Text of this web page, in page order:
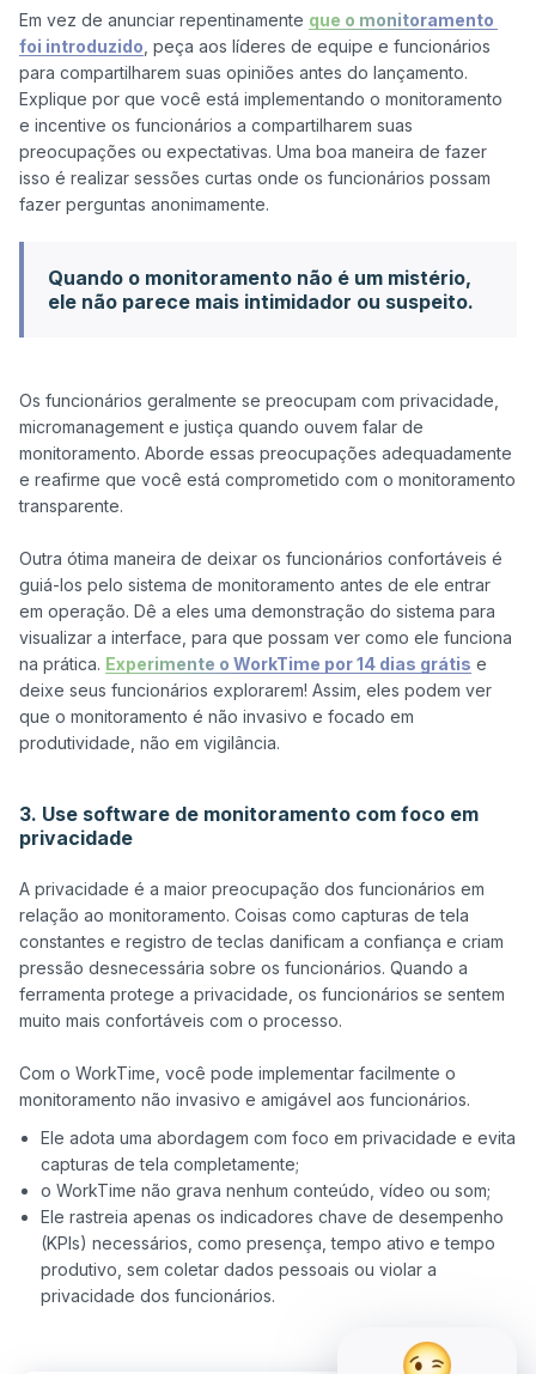
Em vez de anunciar repentinamente que o monitoramento
foi introduzido, peça aos líderes de equipe e funcionários
para compartilharem suas opiniões antes do lançamento.
Explique por que você está implementando o monitoramento
e incentive os funcionários a compartilharem suas
preocupações ou expectativas. Uma boa maneira de fazer
isso é realizar sessões curtas onde os funcionários possam
Quando o monitoramento não é um mistério,
ele não parece mais intimidador ou suspeito.
Os funcionários geralmente se preocupam com privacidade,
micromanagement e justiça quando ouvem falar de
monitoramento. Aborde essas preocupações adequadamente
e reafirme que você está comprometido com o monitoramento
transparente.
Outra ótima maneira de deixar os funcionários confortáveis é
guiá-los pelo sistema de monitoramento antes de ele entrar
em operação. Dê a eles uma demonstração do sistema para
visualizar a interface, para que possam ver como ele funciona
na prática. Experimente o WorkTime por 14 dias grátis e
deixe seus funcionários explorarem! Assim, eles podem ver
que o monitoramento é não invasivo e focado em
produtividade, não em vigilância.
3. Use software de monitoramento com foco em
privacidade
A privacidade é a maior preocupação dos funcionários em
relação ao monitoramento. Coisas como capturas de tela
constantes e registro de teclas danificam a confiança e criam
pressão desnecessária sobre os funcionários. Quando a
ferramenta protege a privacidade, os funcionários se sentem
muito mais confortáveis com o processo.
Com o WorkTime, você pode implementar facilmente o
Ele adota uma abordagem com foco em privacidade e evita
capturas de tela completamente;
o WorkTime não grava nenhum conteúdo, vídeo ou som;
Ele rastreia apenas os indicadores chave de desempenho
(KPIs) necessários, como presença, tempo ativo e tempo
produtivo, sem coletar dados pessoais ou violar a
privacidade dos funcionários.